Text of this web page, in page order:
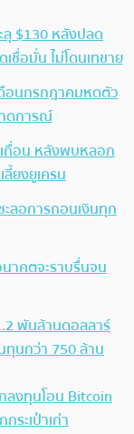
ลุ $130 หลังปลด
ชื่อมั่น ไม่โดนเทขาย
อนกรกฎาคมหดตัว
ดการณ์
เถื่อน หลังพบหลอก
ลี้ยงยูเครน
ลอการถอนเงินทุก
าคตจะราบรื่นจน
พันล้านดอลลาร์
ทุนกว่า 750 ล้าน
ลงทุนโอน Bitcoin
ระเป๋าเก่า